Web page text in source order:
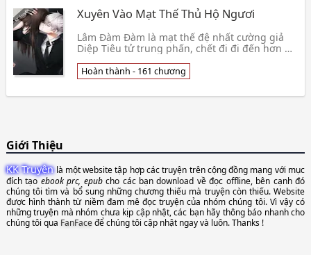
Xuyên Vào Mạt Thế Thủ Hộ Ngươi
Lâm Đàm Đàm là mạt thế đệ nhất cường giả
Diệp Tiêu tử trung phấn, chết đi đi đến hơn ba
chí nguy👦 Tây Đại Tần
Hoàn thành - 161 chương
Giới Thiệu
KK Truyệnlà một website tập hợp các truyện trên cộng đồng mạng với mục
đích tạoebook prc, epubcho các bạn download về đọc offline, bên cạnh đó
chúng tôi tìm và bổ sung những chương thiếu mà truyện còn thiếu. Website
được hình thành từ niềm đam mê đọc truyện của nhóm chúng tôi. Vì vậy có
những truyện mà nhóm chưa kịp cập nhật, các bạn hãy thông báo nhanh cho
chúng tôi qua FanFaceđể chúng tôi cập nhật ngay và luôn. Thanks !